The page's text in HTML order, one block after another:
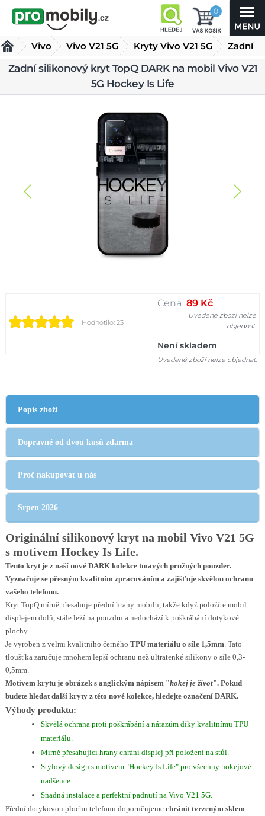
0
Vivo Vivo V21 5G Kryty Vivo V21 5G Zadní
silikonový kryt TopQ DARK na mobil Vivo V21 5G Hockey
Is Life
Zadní silikonový kryt TopQ DARK na mobil Vivo V21
5G Hockey Is Life
Hodnotilo: 23
Cena 89 Kč
Uvedené zboží nelze
objednat.
Není skladem
Uvedené zboží nelze objednat.
Popis zboží
Dopravné od dvou kusů zdarma
Proč nakupovat u nás
Srpen 2026
Originální silikonový kryt na mobil Vivo V21 5G
s motivem Hockey Is Life.
Tento kryt je z naší nové DARK kolekce tmavých pružných pouzder.
Vyznačuje se přesným kvalitním zpracováním a zajišťuje skvělou ochranu
vašeho telefonu.
Kryt TopQ mírně přesahuje přední hrany mobilu, takže když položíte mobil
displejem dolů, stále leží na pouzdru a nedochází k poškrábání dotykové
plochy.
Je vyroben z velmi kvalitního černého TPU materiálu o síle 1,5mm . Tato
tloušťka zaručuje mnohem lepší ochranu než ultratenké silikony o síle 0,3-
0,5mm.
Motivem krytu je obrázek s anglickým nápisem "hokej je život". Pokud
budete hledat další kryty z této nové kolekce, hledejte označení DARK.
Výhody produktu:
Skvělá ochrana proti poškrábání a nárazům díky kvalitnímu TPU
materiálu.
Mírně přesahující hrany chrání displej při položení na stůl.
Stylový design s motivem "Hockey Is Life" pro všechny hokejové
nadšence.
Snadná instalace a perfektní padnutí na Vivo V21 5G.
Přední dotykovou plochu telefonu doporučujeme chránit tvrzeným sklem